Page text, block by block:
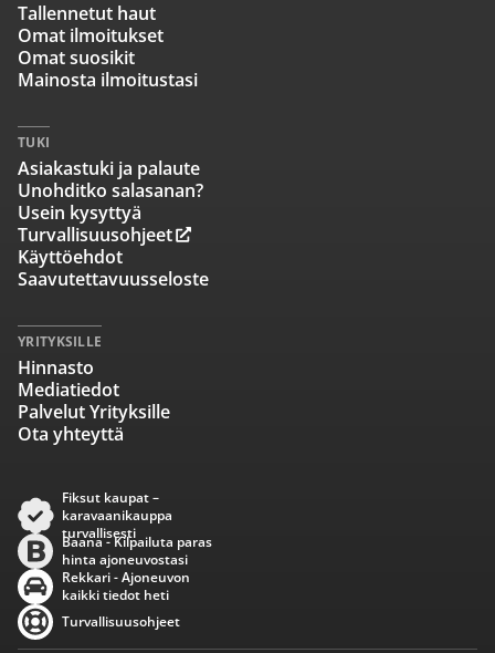
Tallennetut haut
Omat ilmoitukset
Omat suosikit
Mainosta ilmoitustasi
TUKI
Asiakastuki ja palaute
Unohditko salasanan?
Usein kysyttyä
Turvallisuusohjeet
Käyttöehdot
Saavutettavuusseloste
YRITYKSILLE
Hinnasto
Mediatiedot
Palvelut Yrityksille
Ota yhteyttä
Fiksut kaupat –
karavaanikauppa
turvallisesti
Baana - Kilpailuta paras
hinta ajoneuvostasi
Rekkari - Ajoneuvon
kaikki tiedot heti
Turvallisuusohjeet